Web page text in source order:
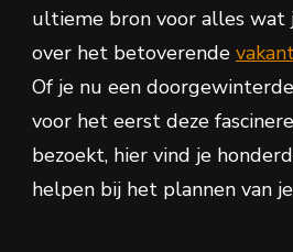
ultieme bron voor alles
over het betoverende
Of je nu een
voor het eerst deze
bezoekt, hier vind je
helpen bij het plannen van